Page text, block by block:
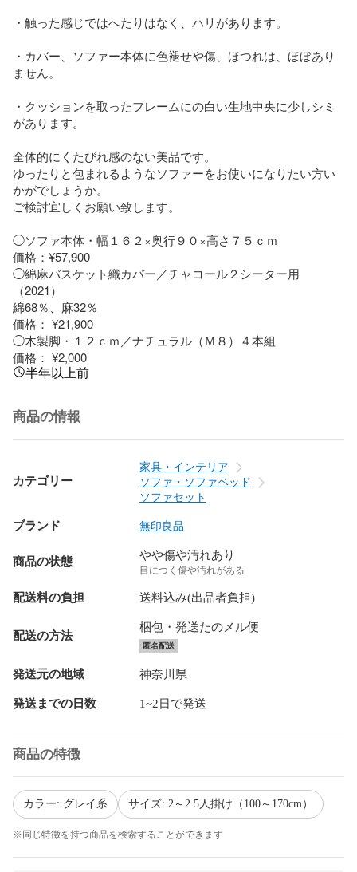
・触った感じではへたりはなく、ハリがあります。
・カバー、ソファー本体に色褪せや傷、ほつれは、ほぼあり
ません。
・クッションを取ったフレームにの白い生地中央に少しシミ
があります。
全体的にくたびれ感のない美品です。
ゆったりと包まれるようなソファーをお使いになりたい方い
かがでしょうか。
ご検討宜しくお願い致します。
◯ソファ本体・幅１６２×奥行９０×高さ７５ｃｍ
価格：¥57,900
◯綿麻バスケット織カバー／チャコール２シーター用
（2021）
綿68％、麻32％
価格： ¥21,900
◯木製脚・１２ｃｍ／ナチュラル（Ｍ８）４本組
価格： ¥2,000
半年以上前
商品の情報
カテゴリー
家具・インテリア
ソファ・ソファベッド
ソファセット
ブランド 無印良品
商品の状態 やや傷や汚れあり
目につく傷や汚れがある
配送料の負担 送料込み(出品者負担)
配送の方法
梱包・発送たのメル便
匿名配送
発送元の地域 神奈川県
発送までの日数 1~2日で発送
商品の特徴
カラー: グレイ系 サイズ: 2～2.5人掛け（100～170cm）
※同じ特徴を持つ商品を検索することができます